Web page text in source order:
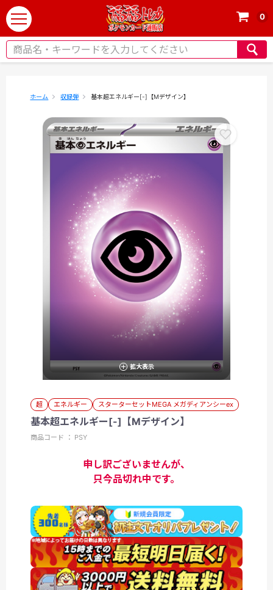
t
o
g
0
ホーム 収録弾 基本超エネルギー[-]【Mデザイン】
拡大表示
超 エネルギー スターターセットMEGA メガディアンシーex
基本超エネルギー[-]【Mデザイン】
商品コード ： PSY
申し訳ございませんが、
只今品切れ中です。